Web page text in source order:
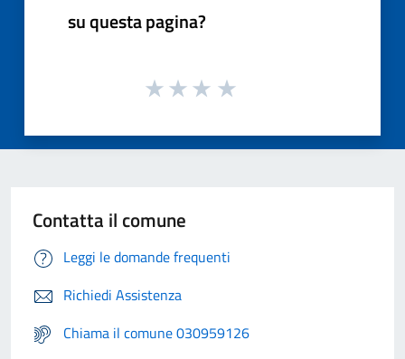
su questa pagina?
Contatta il comune
Leggi le domande frequenti
Richiedi Assistenza
Chiama il comune 030959126